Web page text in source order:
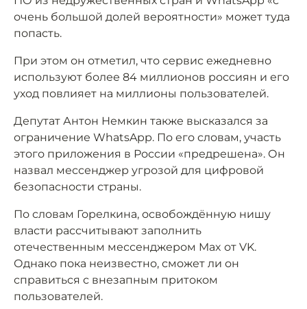
очень большой долей вероятности» может туда
попасть.
При этом он отметил, что сервис ежедневно
используют более 84 миллионов россиян и его
уход повлияет на миллионы пользователей.
Депутат Антон Немкин также высказался за
ограничение WhatsApp. По его словам, участь
этого приложения в России «предрешена». Он
назвал мессенджер угрозой для цифровой
безопасности страны.
По словам Горелкина, освобождённую нишу
власти рассчитывают заполнить
отечественным мессенджером Max от VK.
Однако пока неизвестно, сможет ли он
справиться с внезапным притоком
пользователей.